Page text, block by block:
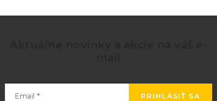
Email PRIHLÁSIŤ SA